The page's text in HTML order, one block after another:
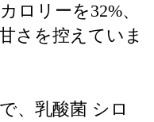
ロリーを32%、
さを控えていま
、乳酸菌 シロ